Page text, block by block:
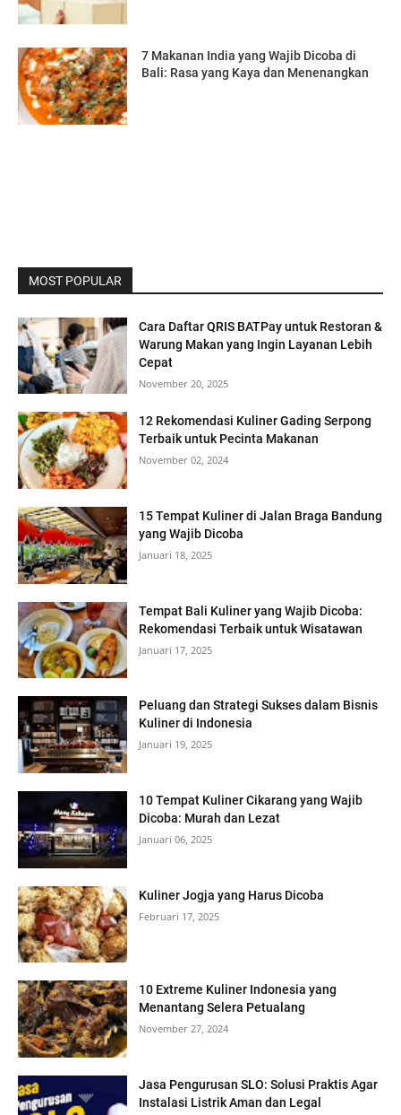
7 Makanan India yang Wajib Dicoba di
Bali: Rasa yang Kaya dan Menenangkan
MOST POPULAR
Cara Daftar QRIS BATPay untuk Restoran &
Warung Makan yang Ingin Layanan Lebih
Cepat
November 20, 2025
12 Rekomendasi Kuliner Gading Serpong
Terbaik untuk Pecinta Makanan
November 02, 2024
15 Tempat Kuliner di Jalan Braga Bandung
yang Wajib Dicoba
Januari 18, 2025
Tempat Bali Kuliner yang Wajib Dicoba:
Rekomendasi Terbaik untuk Wisatawan
Januari 17, 2025
Peluang dan Strategi Sukses dalam Bisnis
Kuliner di Indonesia
Januari 19, 2025
10 Tempat Kuliner Cikarang yang Wajib
Dicoba: Murah dan Lezat
Januari 06, 2025
Kuliner Jogja yang Harus Dicoba
Februari 17, 2025
10 Extreme Kuliner Indonesia yang
Menantang Selera Petualang
November 27, 2024
Jasa Pengurusan SLO: Solusi Praktis Agar
Instalasi Listrik Aman dan Legal